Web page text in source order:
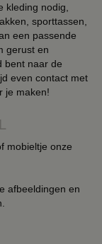
kleding nodig,
sporttassen,
een passende
gerust en
bent naar de
even contact met
je maken!
mobieltje onze
afbeeldingen en